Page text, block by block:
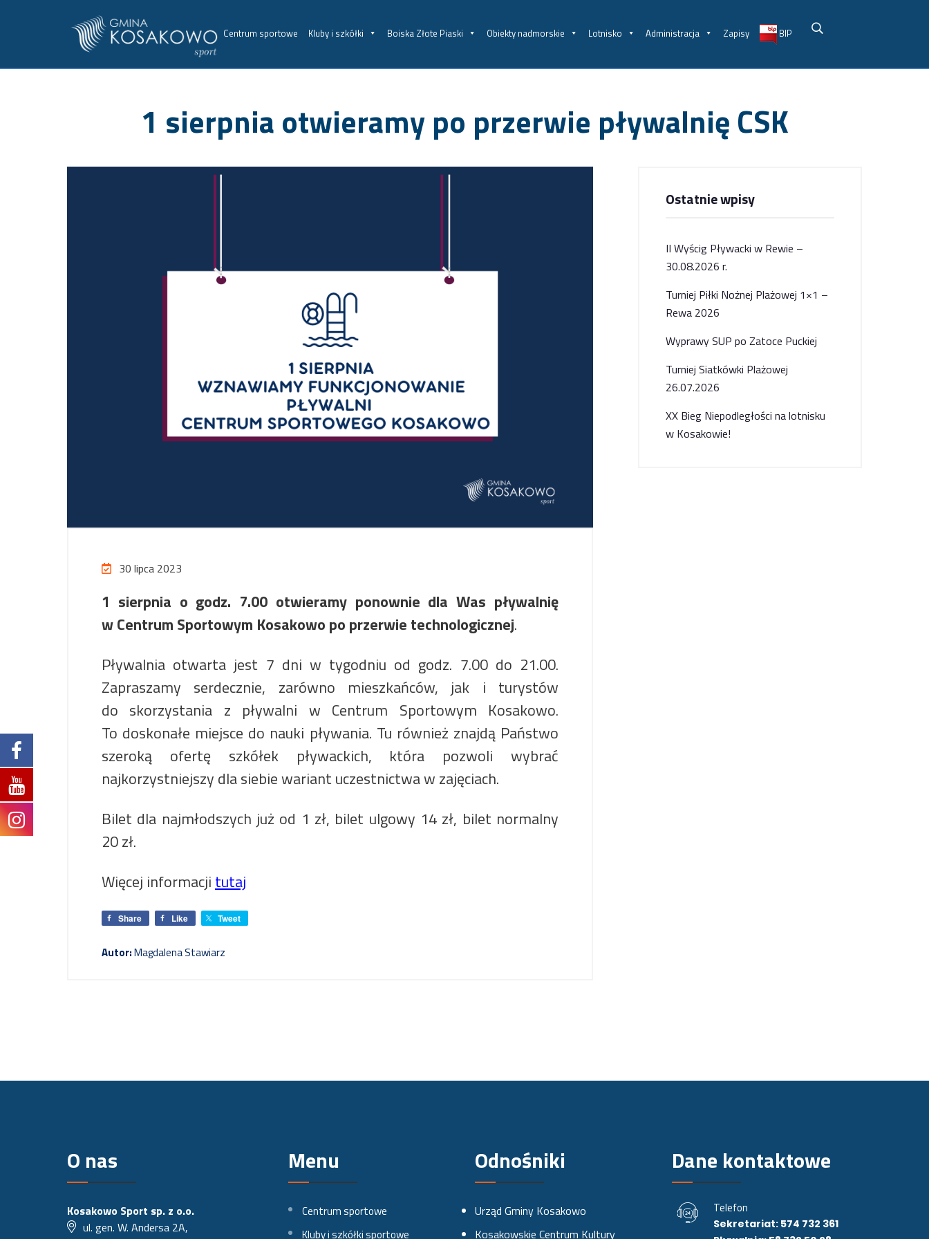
Centrum sportowe Kluby i szkółki Boiska Złote Piaski Obiekty nadmorskie Lotnisko Administracja Zapisy BIP
1 sierpnia otwieramy po przerwie pływalnię CSK
30 lipca 2023
1 sierpnia o godz. 7.00 otwieramy ponownie dla Was pływalnię
w Centrum Sportowym Kosakowo po przerwie technologicznej.
Pływalnia otwarta jest 7 dni w tygodniu od godz. 7.00 do 21.00.
Zapraszamy serdecznie, zarówno mieszkańców, jak i turystów
do skorzystania z pływalni w Centrum Sportowym Kosakowo.
To doskonałe miejsce do nauki pływania. Tu również znajdą Państwo
szeroką ofertę szkółek pływackich, która pozwoli wybrać
najkorzystniejszy dla siebie wariant uczestnictwa w zajęciach.
Bilet dla najmłodszych już od 1 zł, bilet ulgowy 14 zł, bilet normalny
20 zł.
Więcej informacji tutaj
Share Like Tweet
Autor:Magdalena Stawiarz
Ostatnie wpisy
II Wyścig Pływacki w Rewie –
30.08.2026 r.
Turniej Piłki Nożnej Plażowej 1×1 –
Rewa 2026
Wyprawy SUP po Zatoce Puckiej
Turniej Siatkówki Plażowej
26.07.2026
XX Bieg Niepodległości na lotnisku
w Kosakowie!
O nas
Kosakowo Sport sp. z o.o.
ul. gen. W. Andersa 2A,
Menu
Centrum sportowe
Kluby i szkółki sportowe
Odnośniki
Urząd Gminy Kosakowo
Kosakowskie Centrum Kultury
Dane kontaktowe
Telefon
Sekretariat: 574 732 361